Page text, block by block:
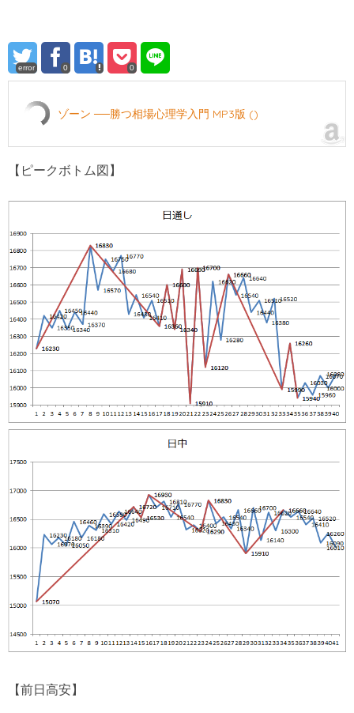
error 0 0
ゾーン ──勝つ相場心理学入門 MP3版 ()
【ピークボトム図】
【前日高安】